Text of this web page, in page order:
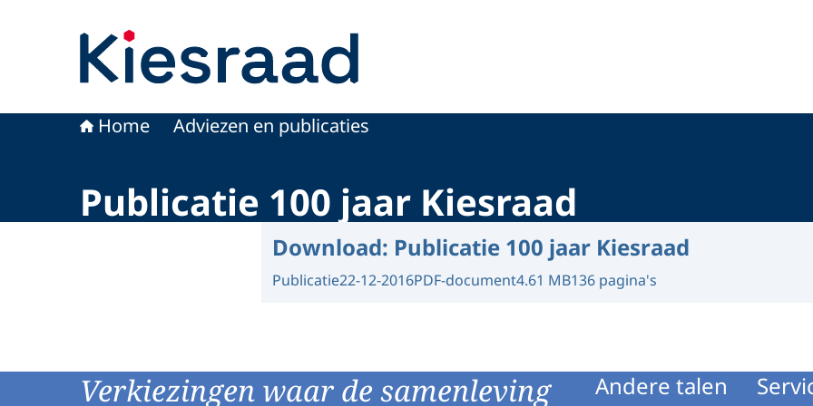
Home Adviezen en publicaties
Publicatie 100 jaar Kiesraad
Download: Publicatie 100 jaar Kiesraad
Publicatie22-12-2016PDF-document4.61 MB136 pagina's
Verkiezingen waar de samenleving
Andere talen